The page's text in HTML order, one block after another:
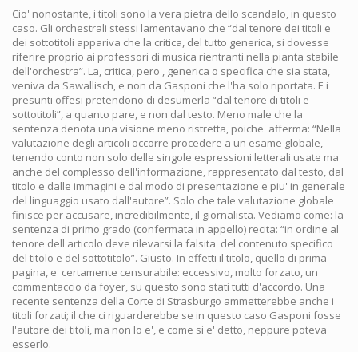
Cio' nonostante, i titoli sono la vera pietra dello scandalo, in questo
caso. Gli orchestrali stessi lamentavano che “dal tenore dei titoli e
dei sottotitoli appariva che la critica, del tutto generica, si dovesse
riferire proprio ai professori di musica rientranti nella pianta stabile
dell'orchestra”. La, critica, pero', generica o specifica che sia stata,
veniva da Sawallisch, e non da Gasponi che l'ha solo riportata. E i
presunti offesi pretendono di desumerla “dal tenore di titoli e
sottotitoli”, a quanto pare, e non dal testo. Meno male che la
sentenza denota una visione meno ristretta, poiche' afferma: “Nella
valutazione degli articoli occorre procedere a un esame globale,
tenendo conto non solo delle singole espressioni letterali usate ma
anche del complesso dell'informazione, rappresentato dal testo, dal
titolo e dalle immagini e dal modo di presentazione e piu' in generale
del linguaggio usato dall'autore”. Solo che tale valutazione globale
finisce per accusare, incredibilmente, il giornalista. Vediamo come: la
sentenza di primo grado (confermata in appello) recita: “in ordine al
tenore dell'articolo deve rilevarsi la falsita' del contenuto specifico
del titolo e del sottotitolo”. Giusto. In effetti il titolo, quello di prima
pagina, e' certamente censurabile: eccessivo, molto forzato, un
commentaccio da foyer, su questo sono stati tutti d'accordo. Una
recente sentenza della Corte di Strasburgo ammetterebbe anche i
titoli forzati; il che ci riguarderebbe se in questo caso Gasponi fosse
l'autore dei titoli, ma non lo e', e come si e' detto, neppure poteva
esserlo.